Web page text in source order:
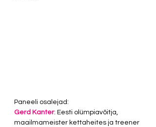
Paneeli osalejad:
Gerd Kanter: Eesti olümpiavõitja,
maailmameister kettaheites ja treener